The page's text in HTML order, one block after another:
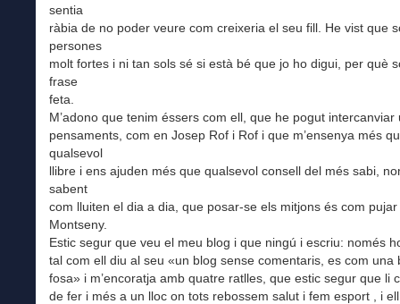
sentia
ràbia de no poder veure com creixeria el seu fill. He vist que
persones
molt fortes i ni tan sols sé si està bé que jo ho digui, per què
frase
feta.
M’adono que tenim éssers com ell, que he pogut intercanviar
pensaments, com en Josep Rof i Rof i que m’ensenya més
qualsevol
llibre i ens ajuden més que qualsevol consell del més sabi,
sabent
com lluiten el dia a dia, que posar-se els mitjons és com pujar
Montseny.
Estic segur que veu el meu blog i que ningú i escriu: només
tal com ell diu al seu «un blog sense comentaris, es com una
fosa» i m’encoratja amb quatre ratlles, que estic segur que li
de fer i més a un lloc on tots rebossem salut i fem esport , i